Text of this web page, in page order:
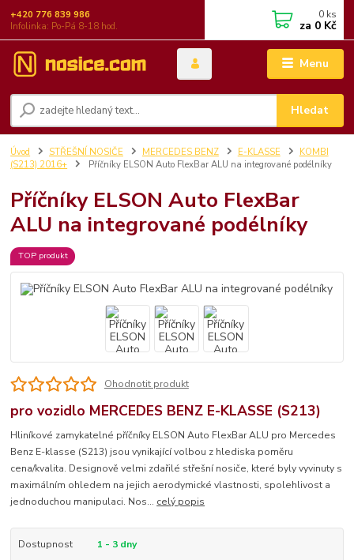
Menu
Hledat
+420 776 839 986
Infolinka: Po-Pá 8-18 hod.
0 ks
za 0 Kč
Úvod STŘEŠNÍ NOSIČE MERCEDES BENZ E-KLASSE
KOMBI
(S213) 2016+
Příčníky ELSON Auto FlexBar ALU na integrované podélníky
Příčníky ELSON Auto FlexBar
ALU na integrované podélníky
TOP produkt
Ohodnotit produkt
pro vozidlo MERCEDES BENZ E-KLASSE (S213)
Hliníkové zamykatelné příčníky ELSON Auto FlexBar ALU pro Mercedes
Benz E-klasse (S213) jsou vynikající volbou z hlediska poměru
cena/kvalita. Designově velmi zdařilé střešní nosiče, které byly vyvinuty s
maximálním ohledem na jejich aerodymické vlastnosti, spolehlivost a
jednoduchou manipulaci. Nos... celý popis
Dostupnost 1 - 3 dny